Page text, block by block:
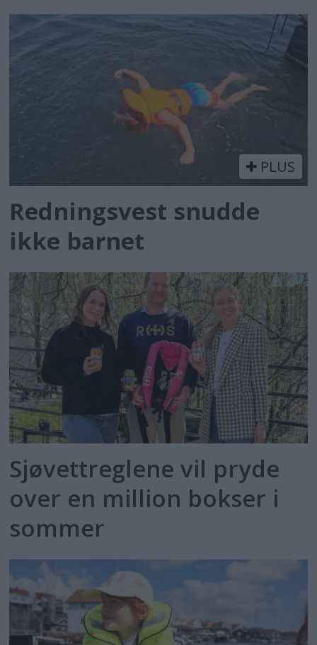
PLUS
Redningsvest snudde
ikke barnet
Sjøvettreglene vil pryde
over en million bokser i
sommer